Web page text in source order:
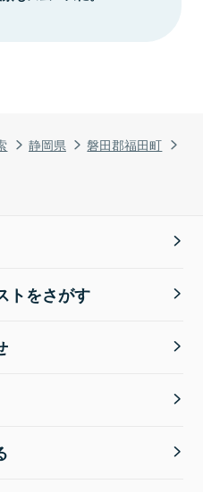
静岡県
磐田郡福田町
トをさがす